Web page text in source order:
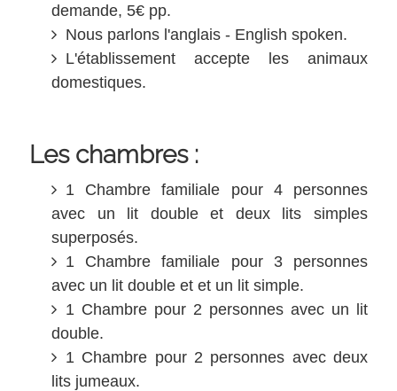
demande, 5€ pp.
Nous parlons l'anglais - English spoken.
L'établissement accepte les animaux
domestiques.
Les chambres :
1 Chambre familiale pour 4 personnes
avec un lit double et deux lits simples
superposés.
1 Chambre familiale pour 3 personnes
avec un lit double et et un lit simple.
1 Chambre pour 2 personnes avec un lit
double.
1 Chambre pour 2 personnes avec deux
lits jumeaux.